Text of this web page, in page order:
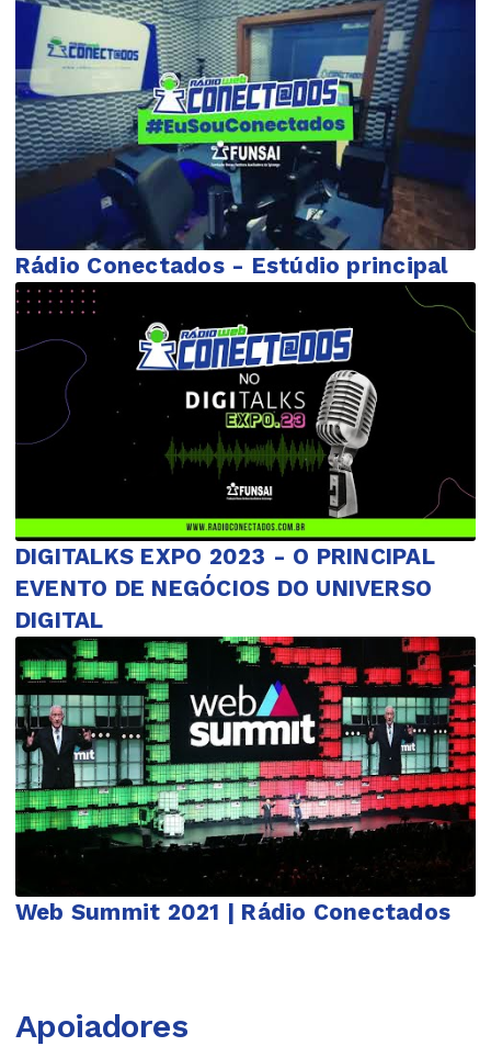
Rádio Conectados - Estúdio principal
DIGITALKS EXPO 2023 - O PRINCIPAL
EVENTO DE NEGÓCIOS DO UNIVERSO
DIGITAL
Web Summit 2021 | Rádio Conectados
Apoiadores